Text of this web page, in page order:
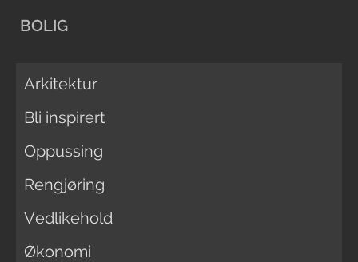
BOLIG
Arkitektur
Bli inspirert
Oppussing
Rengjøring
Vedlikehold
Økonomi